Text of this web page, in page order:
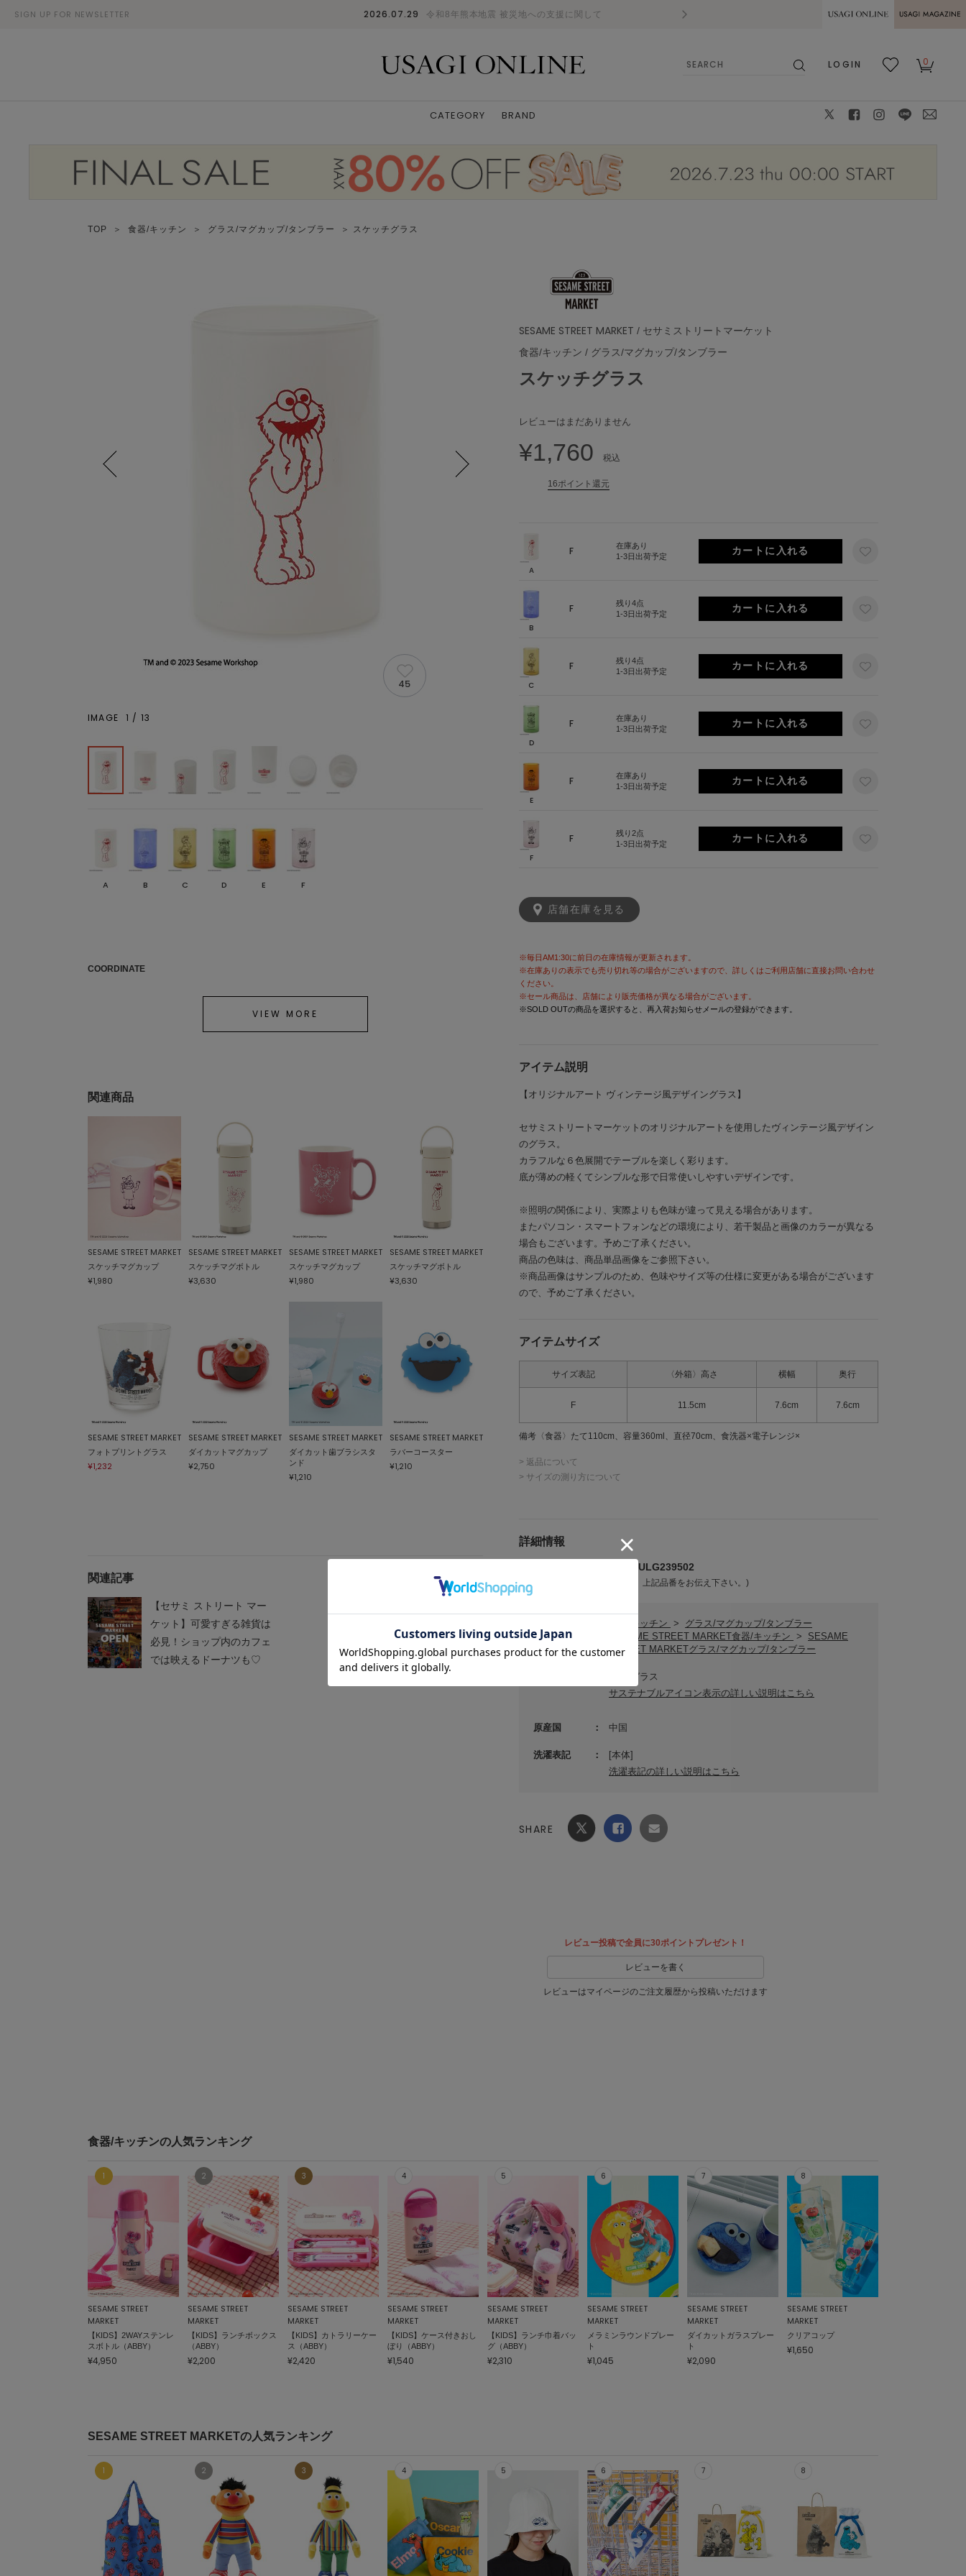
SIGN UP FOR NEWSLETTER 2026.07.29 令和8年熊本地震 被災地への支援に関して 熊本県熊本地方を震源とする地震の影響に
MAGAZINE
LOGIN
0
CATEGORY BRAND
TOP ＞ 食器/キッチン ＞ グラス/マグカップ/タンブラー ＞ スケッチグラス
SESAME STREET MARKET / セサミストリートマーケット
食器/キッチン / グラス/マグカップ/タンブラー
スケッチグラス
レビューはまだありません
¥1,760 税込
16ポイント還元
A
F
在庫あり
1-3日出荷予定
B
F
残り4点
1-3日出荷予定
C
F
残り4点
1-3日出荷予定
D
F
在庫あり
1-3日出荷予定
E
F
在庫あり
1-3日出荷予定
F
F
残り2点
1-3日出荷予定
店舗在庫を見る
※毎日AM1:30に前日の在庫情報が更新されます。
※在庫ありの表示でも売り切れ等の場合がございますので、詳しくはご利用店舗に直接お問い合わせ
ください。
※セール商品は、店舗により販売価格が異なる場合がございます。
※SOLD OUTの商品を選択すると、再入荷お知らせメールの登録ができます。
アイテム説明
【オリジナルアート ヴィンテージ風デザイングラス】
セサミストリートマーケットのオリジナルアートを使用したヴィンテージ風デザイン
のグラス。
カラフルな６色展開でテーブルを楽しく彩ります。
底が薄めの軽くてシンプルな形で日常使いしやすいデザインです。
※照明の関係により、実際よりも色味が違って見える場合があります。
またパソコン・スマートフォンなどの環境により、若干製品と画像のカラーが異なる
場合もございます。予めご了承ください。
商品の色味は、商品単品画像をご参照下さい。
※商品画像はサンプルのため、色味やサイズ等の仕様に変更がある場合がございます
ので、予めご了承ください。
アイテムサイズ
サイズ表記 〈外箱〉高さ 横幅 奥行
F 11.5cm 7.6cm 7.6cm
備考 〈食器〉たて110cm、容量360ml、直径70cm、食洗器×電子レンジ×
> 返品について
> サイズの測り方について
詳細情報
メーカー品番 ： SSMULG239502
(店舗でお問い合わせの際には、上記品番をお伝え下さい。)
食器/キッチン >
グラス/マグカップ/タンブラー
SESAME STREET MARKET食器/キッチン >
SESAME
STREET MARKETグラス/マグカップ/タンブラー
本体:ガラス
サステナブルアイコン表示の詳しい説明はこちら
原産国 中国
洗濯表記
[本体]
洗濯表記の詳しい説明はこちら
SHARE
45
IMAGE 1 / 13
A B C D E F
COORDINATE
VIEW MORE
関連商品
SESAME STREET MARKET
スケッチマグカップ
¥1,980
SESAME STREET MARKET
スケッチマグボトル
¥3,630
SESAME STREET MARKET
スケッチマグカップ
¥1,980
SESAME STREET MARKET
スケッチマグボトル
¥3,630
SESAME STREET MARKET
フォトプリントグラス
¥1,232
SESAME STREET MARKET
ダイカットマグカップ
¥2,750
SESAME STREET MARKET
ダイカット歯ブラシスタ
ンド
¥1,210
SESAME STREET MARKET
ラバーコースター
¥1,210
関連記事
【セサミ ストリート マー
ケット】可愛すぎる雑貨は
必見！ショップ内のカフェ
では映えるドーナツも♡
レビュー投稿で全員に30ポイントプレゼント！
レビューを書く
レビューはマイページのご注文履歴から投稿いただけます
食器/キッチンの人気ランキング
SESAME STREET
MARKET
【KIDS】2WAYステンレ
スボトル（ABBY）
¥4,950
SESAME STREET
MARKET
【KIDS】ランチボックス
（ABBY）
¥2,200
SESAME STREET
MARKET
【KIDS】カトラリーケー
ス（ABBY）
¥2,420
SESAME STREET
MARKET
【KIDS】ケース付きおし
ぼり（ABBY）
¥1,540
SESAME STREET
MARKET
【KIDS】ランチ巾着バッ
グ（ABBY）
¥2,310
SESAME STREET
MARKET
メラミンラウンドプレー
ト
¥1,045
SESAME STREET
MARKET
ダイカットガラスプレー
ト
¥2,090
SESAME STREET
MARKET
クリアコップ
¥1,650
SESAME STREET MARKETの人気ランキング